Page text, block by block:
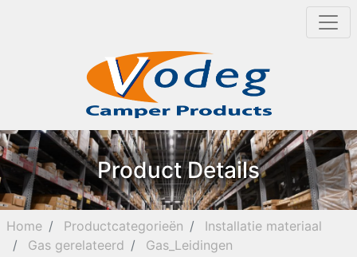
Product Details
Home Productcategorieën
Installatie materiaal
Gas gerelateerd
Gas_Leidingen